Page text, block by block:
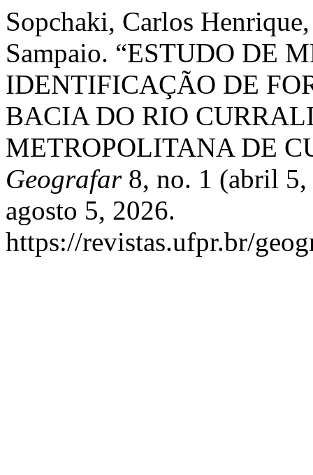
Sopchaki, Carlos
Sampaio. “ESTUDO DE
IDENTIFICAÇÃO DE
BACIA DO RIO
METROPOLITANA DE
Geografar8, no. 1 (abril 5,
agosto 5, 2026.
https://revistas.ufpr.br/